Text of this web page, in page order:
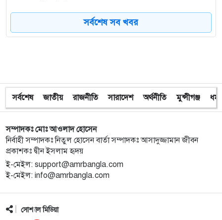
ত্রয়োদশ জাতীয় নির্বাচন, শান্তিপূর্ণ ও নিরপেক্ষ হোক
অবরুদ্ধ জামায়াত নেতাকে উদ্ধার করলেন এনসিপি নেত্রী ডা.
মিতু
১০
ভোটকেন্দ্রের সামনে বস্তাভর্তি টাকাসহ স্বেচ্ছাসেবকদল নেতা
আটক
১১
গোপালগঞ্জে ডিসির বাসভবনের সামনে ককটেল বিস্ফোরণ
১২
সন্ত্রাসীদের ব্যবস্থা না নেওয়া হলে আমার পক্ষে নির্বাচন করা
১৩
সর্বশেষ সব খবর
সর্বশেষ জাতীয় রাজনীতি সারাদেশ অর্থনীতি মুন্সীগঞ্জ ধর্ম
সম্পাদকঃ মোঃ আওলাদ হোসেন
নির্বাহী সম্পাদকঃ নিতুল হোসেন বার্তা সম্পাদকঃ আসাদুজ্জামান জীবন
প্রকাশকঃ দ্বীন ইসলাম হৃদয়
ই-মেইল: support@amrbangla.com
ই-মেইল: info@amrbangla.com
সোশ্যাল মিডিয়া